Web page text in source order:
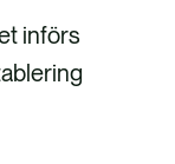
införs